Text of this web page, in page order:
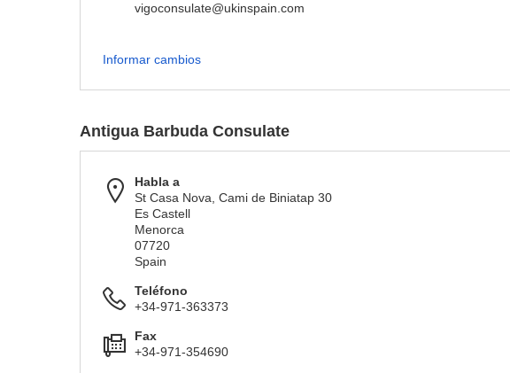
vigoconsulate@ukinspain.com
Informar cambios
Antigua Barbuda Consulate
Habla a
St Casa Nova, Cami de Biniatap 30
Es Castell
Menorca
07720
Spain
Teléfono
+34-971-363373
Fax
+34-971-354690